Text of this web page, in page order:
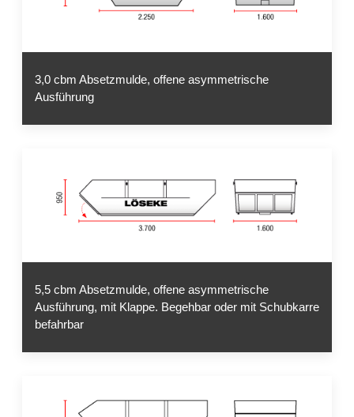
3,0 cbm Absetzmulde, offene asymmetrische
Ausführung
5,5 cbm Absetzmulde, offene asymmetrische
Ausführung, mit Klappe. Begehbar oder mit Schubkarre
befahrbar